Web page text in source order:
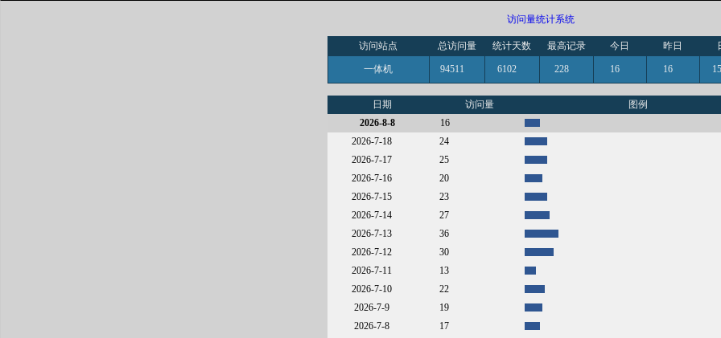
访问量统计系统
访问站点 总访问量 统计天数 最高记录 今日 昨日
一体机 94511 6102 228 16 16
日期 访问量
图例
2026-8-8
16
2026-7-18
24
2026-7-17
25
2026-7-16
20
2026-7-15
23
2026-7-14
27
2026-7-13
36
2026-7-12
30
2026-7-11
13
2026-7-10
22
2026-7-9
19
2026-7-8
17